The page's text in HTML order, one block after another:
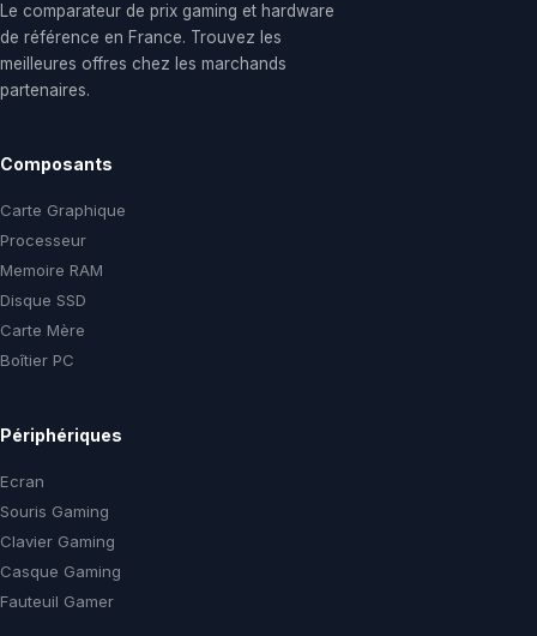
Le comparateur de prix gaming et hardware
de référence en France. Trouvez les
meilleures offres chez les marchands
partenaires.
Composants
Carte Graphique
Processeur
Memoire RAM
Disque SSD
Carte Mère
Boîtier PC
Périphériques
Ecran
Souris Gaming
Clavier Gaming
Casque Gaming
Fauteuil Gamer